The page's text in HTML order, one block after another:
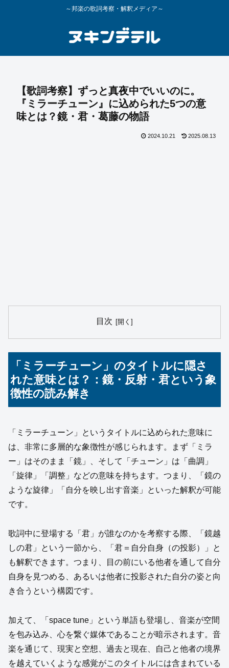
～邦楽の歌詞考察・解釈メディア～
【歌詞考察】ずっと真夜中でいいのに。
『ミラーチューン』に込められた5つの意
味とは？鏡・君・葛藤の物語
2024.10.21 2025.08.13
目次
「ミラーチューン」のタイトルに隠さ
れた意味とは？：鏡・反射・君という象
徴性の読み解き
「ミラーチューン」というタイトルに込められた意味に
は、非常に多層的な象徴性が感じられます。まず「ミラ
ー」はそのまま「鏡」、そして「チューン」は「曲調」
「旋律」「調整」などの意味を持ちます。つまり、「鏡の
ような旋律」「自分を映し出す音楽」といった解釈が可能
です。
歌詞中に登場する「君」が誰なのかを考察する際、「鏡越
しの君」という一節から、「君＝自分自身（の投影）」と
も解釈できます。つまり、目の前にいる他者を通して自分
自身を見つめる、あるいは他者に投影された自分の姿と向
き合うという構図です。
加えて、「space tune」という単語も登場し、音楽が空間
を包み込み、心を繋ぐ媒体であることが暗示されます。音
楽を通じて、現実と空想、過去と現在、自己と他者の境界
を越えていくような感覚がこのタイトルには含まれている